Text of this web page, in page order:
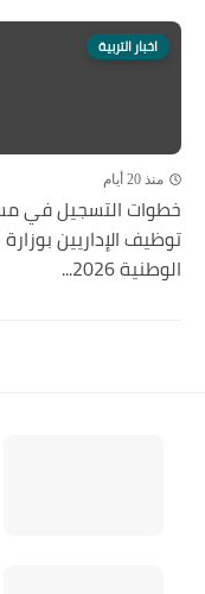
اخبار التربية
منذ 20 أيام
خطوات التسجيل في
توظيف الإداريين بوزارة
الوطنية 2026...